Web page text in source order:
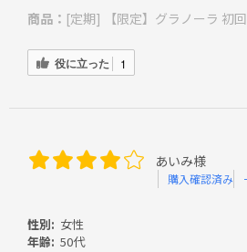
商品： [定期] 【限定】グラノーラ 初
役に立った 1
あいみ様
購入確認済み
性別: 女性
年齢: 50代